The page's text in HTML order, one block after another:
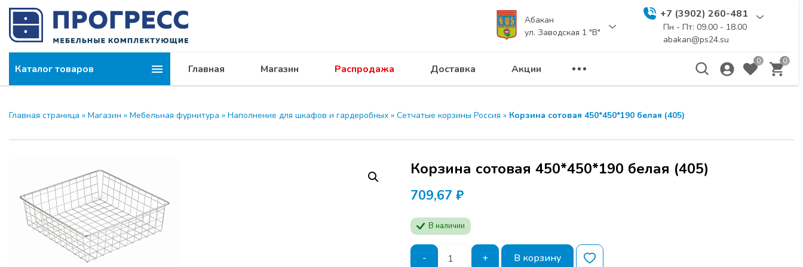
Абакан
ул. Заводская 1 "В"
+7 (3902) 260-481
Пн - Пт: 09.00 - 18.00
abakan@ps24.su
Каталог товаров Главная Магазин Распродажа Доставка Акции
0 0
Главная страница » Магазин » Мебельная фурнитура » Наполнение для шкафов и гардеробных » Сетчатые корзины Россия » Корзина сотовая 450*450*190 белая (405)
Корзина сотовая 450*450*190 белая (405)
709,67₽
В наличии
Количество
товара
+ В корзину
Компания ПРОГРЕСС приглашает на семинар
производителей мебели и дизайнеров.
Будут представлены новинки
MODUS
актуальные решения для создания
мебели.
Расписание:
Начало в отеле АЗИЯ по адресу г.
Абакан, ул. Кирова, 114 стр.1